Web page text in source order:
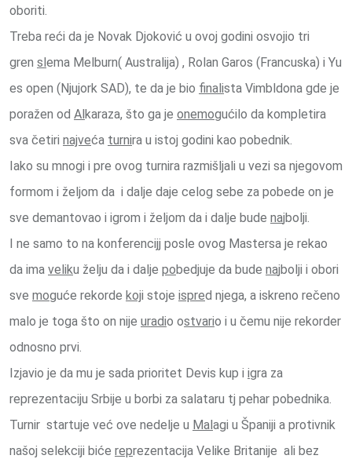
oboriti.
Treba reći da je Novak Djoković u ovoj godini osvojio tri
gren slema Melburn( Australija) , Rolan Garos (Francuska) i Yu
es open (Njujork SAD), te da je bio finalista Vimbldona gde je
poražen od Alkaraza, što ga je onemogućilo da kompletira
sva četiri najveća turnira u istoj godini kao pobednik.
Iako su mnogi i pre ovog turnira razmišljali u vezi sa njegovom
formom i željom da i dalje daje celog sebe za pobede on je
sve demantovao i igrom i željom da i dalje bude najbolji.
I ne samo to na konferencijj posle ovog Mastersa je rekao
da ima veliku želju da i dalje pobedjuje da bude najbolji i obori
sve moguće rekorde koji stoje ispred njega, a iskreno rečeno
malo je toga što on nije uradio ostvario i u čemu nije rekorder
odnosno prvi.
Izjavio je da mu je sada prioritet Devis kup i igra za
reprezentaciju Srbije u borbi za salataru tj pehar pobednika.
Turnir startuje već ove nedelje u Malagi u Španiji a protivnik
našoj selekciji biće reprezentacija Velike Britanije ali bez